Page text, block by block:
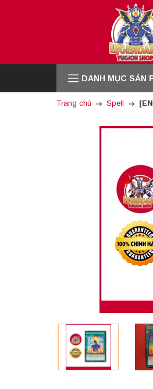
DANH MỤC SẢN
Trang chủ Spell